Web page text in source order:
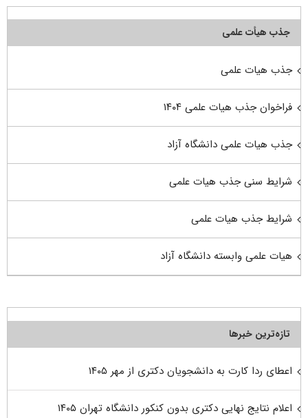
جذب هیأت علمی
جذب هیات علمی
فراخوان جذب هیات علمی ۱۴۰۴
جذب هیات علمی دانشگاه آزاد
شرایط سنی جذب هیات علمی
شرایط جذب هیات علمی
هیات علمی وابسته دانشگاه آزاد
تازه‌ترین خبرها
اعطای ردا کارت به دانشجویان دکتری از مهر ۱۴۰۵
اعلام نتایج نهایی دکتری بدون کنکور دانشگاه تهران ۱۴۰۵